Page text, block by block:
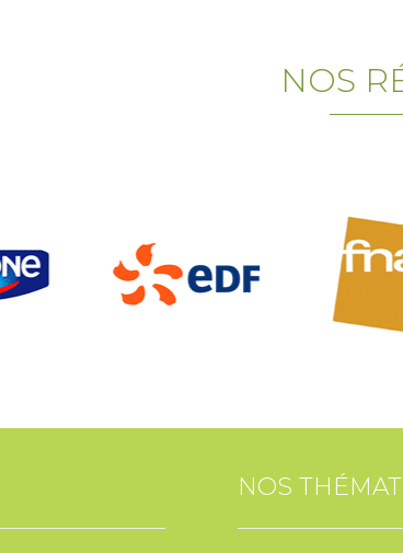
Un autre atelier apprécié est la création de porte-clés
et décoratif, tout en favorisant la créativité et les échanges.
Souvenirs tangibles à emporter
Encadrement par des stylistes expérimentées
NOS
NOS